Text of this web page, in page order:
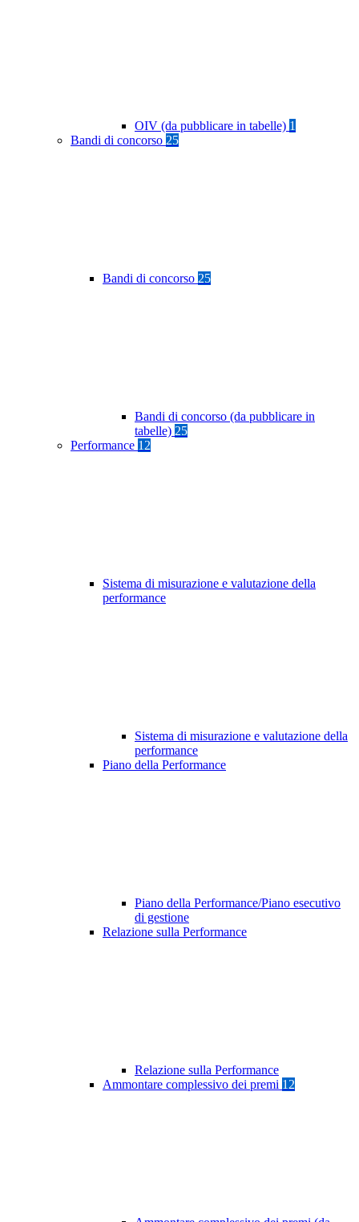
OIV (da pubblicare in tabelle) 1
Bandi di concorso 25
Bandi di concorso 25
Bandi di concorso (da pubblicare in
tabelle) 25
Performance 12
Sistema di misurazione e valutazione della
performance
Sistema di misurazione e valutazione della
performance
Piano della Performance
Piano della Performance/Piano esecutivo
di gestione
Relazione sulla Performance
Relazione sulla Performance
Ammontare complessivo dei premi 12